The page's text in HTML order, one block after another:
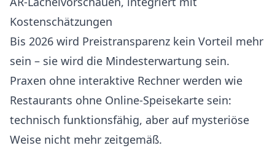
Kostenschätzungen
Bis 2026 wird Preistransparenz kein Vorteil mehr
sein – sie wird die Mindesterwartung sein.
Praxen ohne interaktive Rechner werden wie
Restaurants ohne Online-Speisekarte sein:
technisch funktionsfähig, aber auf mysteriöse
Weise nicht mehr zeitgemäß.